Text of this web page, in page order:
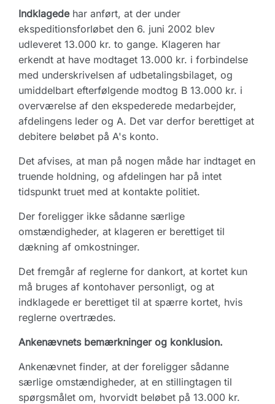
Indklagedehar anført, at der under
ekspeditionsforløbet den 6. juni 2002 blev
udleveret 13.000 kr. to gange. Klageren har
erkendt at have modtaget 13.000 kr. i forbindelse
med underskrivelsen af udbetalingsbilaget, og
umiddelbart efterfølgende modtog B 13.000 kr. i
overværelse af den ekspederede medarbejder,
afdelingens leder og A. Det var derfor berettiget at
debitere beløbet på A's konto.
Det afvises, at man på nogen måde har indtaget en
truende holdning, og afdelingen har på intet
tidspunkt truet med at kontakte politiet.
Der foreligger ikke sådanne særlige
omstændigheder, at klageren er berettiget til
dækning af omkostninger.
Det fremgår af reglerne for dankort, at kortet kun
må bruges af kontohaver personligt, og at
indklagede er berettiget til at spærre kortet, hvis
reglerne overtrædes.
Ankenævnets bemærkninger og konklusion.
Ankenævnet finder, at der foreligger sådanne
særlige omstændigheder, at en stillingtagen til
spørgsmålet om, hvorvidt beløbet på 13.000 kr.